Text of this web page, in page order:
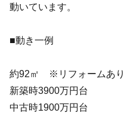
動いています。
■動き一例
約92㎡ ※リフォームあり
新築時3900万円台
中古時1900万円台